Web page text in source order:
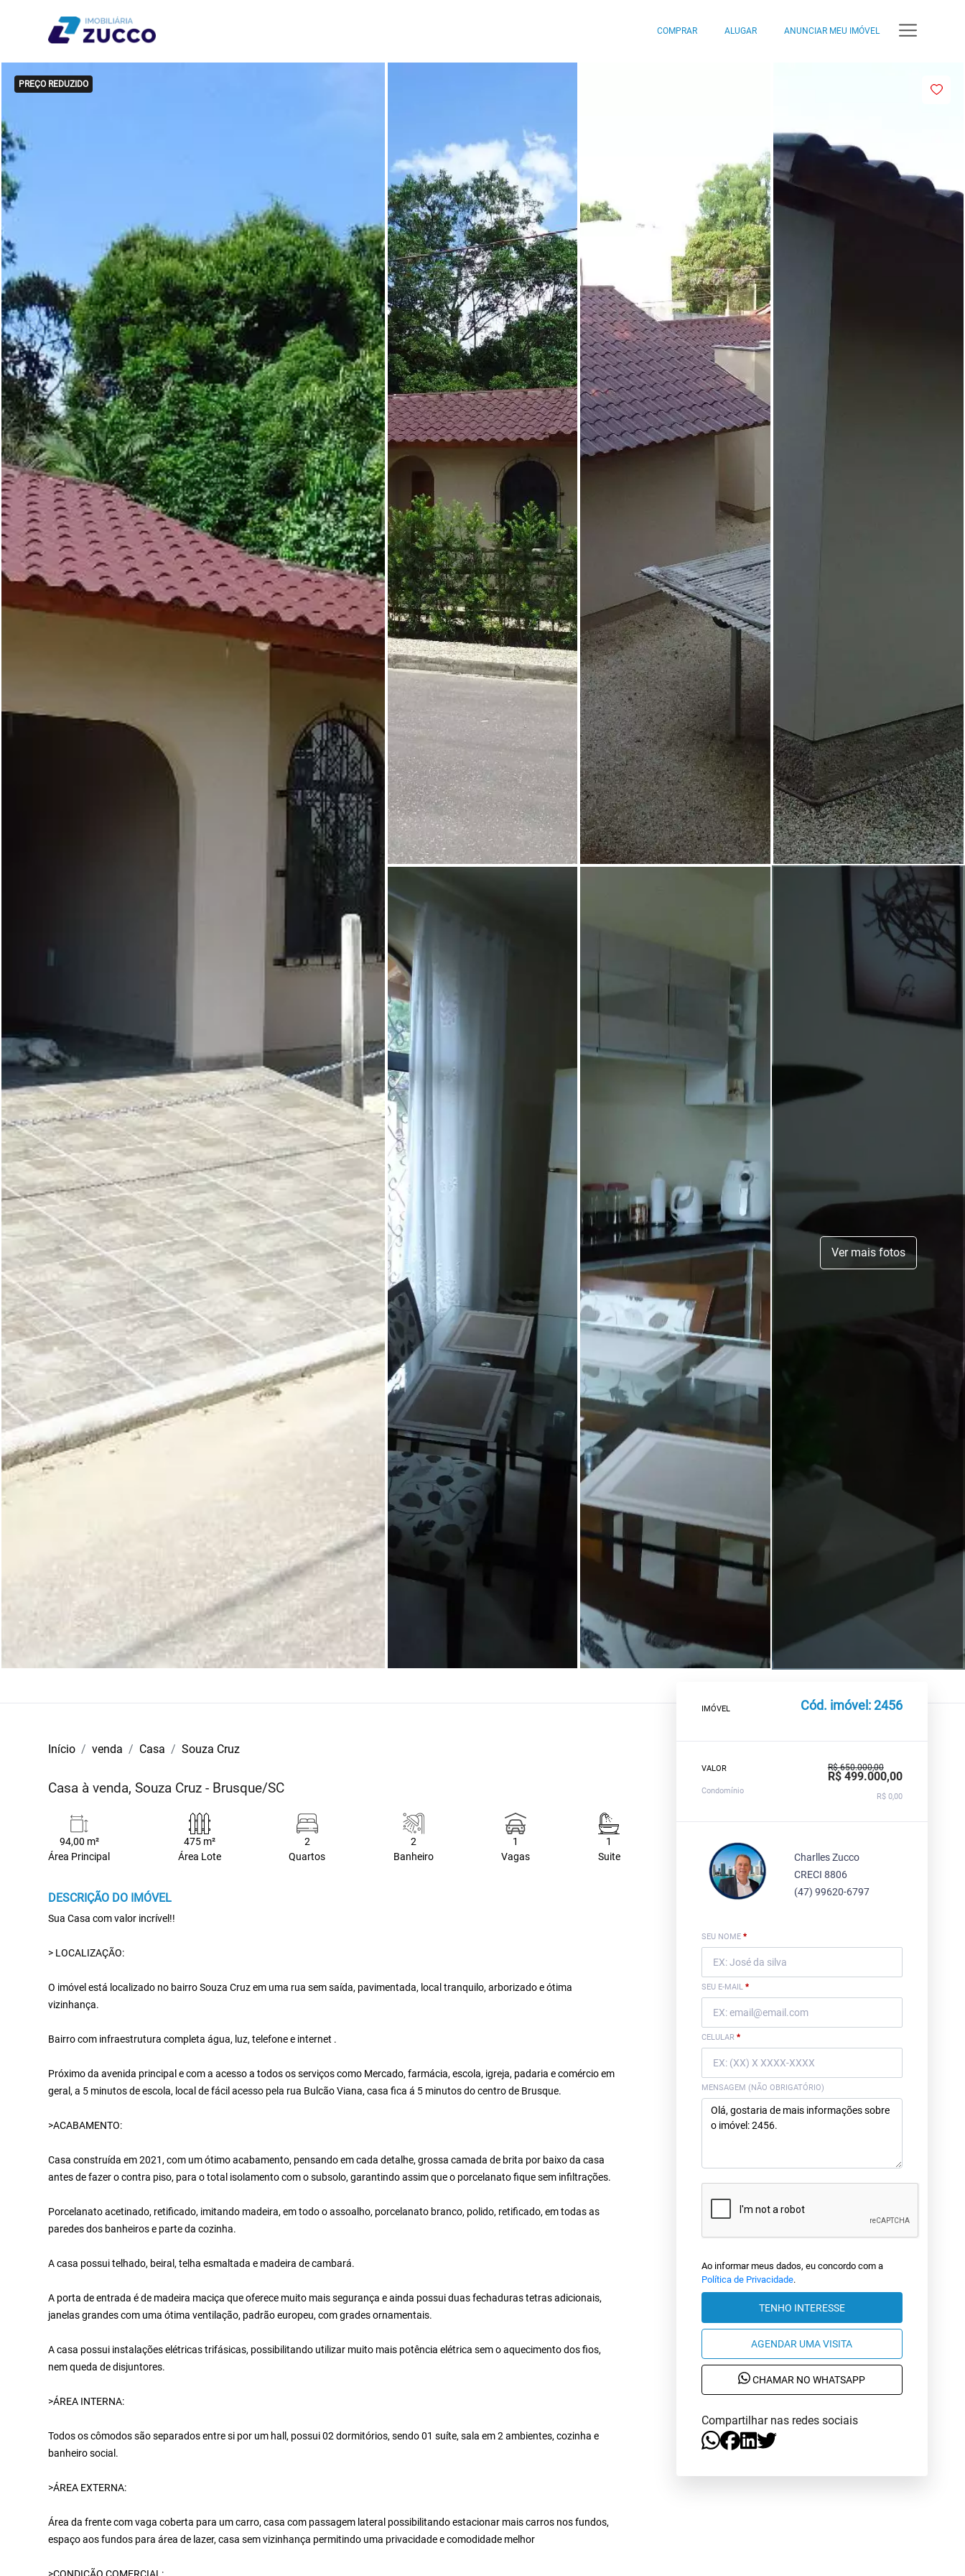
COMPRAR ALUGAR ANUNCIAR MEU IMÓVEL
PREÇO REDUZIDO
Ver mais fotos
Início venda Casa Souza Cruz
Casa à venda, Souza Cruz - Brusque/SC
94,00 m²
Área Principal
475 m²
Área Lote
2
Quartos
2
Banheiro
1
Vagas
1
Suite
DESCRIÇÃO DO IMÓVEL
Sua Casa com valor incrível!!
> LOCALIZAÇÃO:
O imóvel está localizado no bairro Souza Cruz em uma rua sem saída, pavimentada, local tranquilo, arborizado e ótima
vizinhança.
Bairro com infraestrutura completa água, luz, telefone e internet .
Próximo da avenida principal e com a acesso a todos os serviços como Mercado, farmácia, escola, igreja, padaria e comércio em
geral, a 5 minutos de escola, local de fácil acesso pela rua Bulcão Viana, casa fica á 5 minutos do centro de Brusque.
>ACABAMENTO:
Casa construída em 2021, com um ótimo acabamento, pensando em cada detalhe, grossa camada de brita por baixo da casa
antes de fazer o contra piso, para o total isolamento com o subsolo, garantindo assim que o porcelanato fique sem infiltrações.
Porcelanato acetinado, retificado, imitando madeira, em todo o assoalho, porcelanato branco, polido, retificado, em todas as
paredes dos banheiros e parte da cozinha.
A casa possui telhado, beiral, telha esmaltada e madeira de cambará.
A porta de entrada é de madeira maciça que oferece muito mais segurança e ainda possui duas fechaduras tetras adicionais,
janelas grandes com uma ótima ventilação, padrão europeu, com grades ornamentais.
A casa possui instalações elétricas trifásicas, possibilitando utilizar muito mais potência elétrica sem o aquecimento dos fios,
nem queda de disjuntores.
>ÁREA INTERNA:
Todos os cômodos são separados entre si por um hall, possui 02 dormitórios, sendo 01 suíte, sala em 2 ambientes, cozinha e
banheiro social.
>ÁREA EXTERNA:
Área da frente com vaga coberta para um carro, casa com passagem lateral possibilitando estacionar mais carros nos fundos,
espaço aos fundos para área de lazer, casa sem vizinhança permitindo uma privacidade e comodidade melhor
IMÓVEL Cód. imóvel: 2456
VALOR R$ 650.000,00
R$ 499.000,00
Condomínio
R$ 0,00
Charlles Zucco
CRECI 8806
(47) 99620-6797
SEU NOME *
SEU E-MAIL *
CELULAR *
MENSAGEM (NÃO OBRIGATÓRIO)
Ao informar meus dados, eu concordo com a
Política de Privacidade.
TENHO INTERESSE
AGENDAR UMA VISITA
CHAMAR NO WHATSAPP
Compartilhar nas redes sociais